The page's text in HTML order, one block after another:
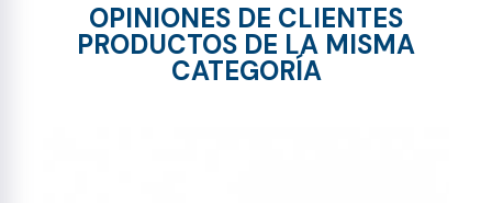
OPINIONES DE CLIENTES
PRODUCTOS DE LA MISMA
CATEGORÍA